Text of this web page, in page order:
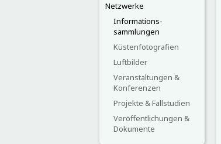
Netzwerke
Informations-
sammlungen
Küstenfotografien
Luftbilder
Veranstaltungen &
Konferenzen
Projekte & Fallstudien
Veröffentlichungen &
Dokumente